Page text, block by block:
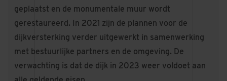
geplaatst en de monumentale muur wordt
gerestaureerd. In 2021 zijn de plannen voor de
dijkversterking verder uitgewerkt in samenwerking
met bestuurlijke partners en de omgeving. De
verwachting is dat de dijk in 2023 weer voldoet aan